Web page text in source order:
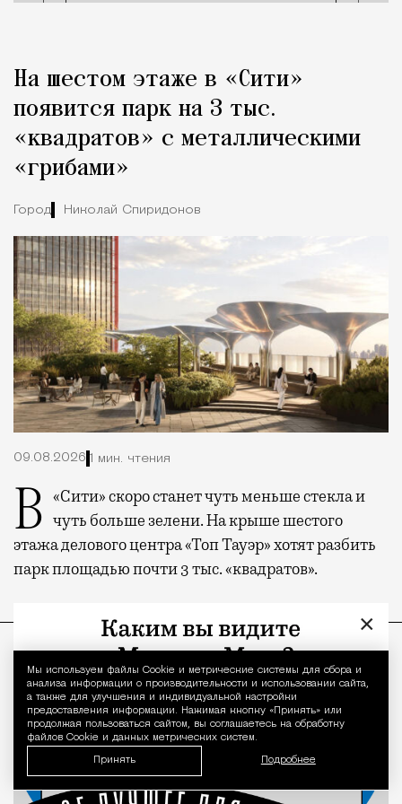
Уведомление
Мы используем файлы Сookie и метрические системы для сбора и
анализа информации о производительности и использовании сайта,
а также для улучшения и индивидуальной настройки
предоставления информации. Нажимая кнопку «Принять» или
продолжая пользоваться сайтом, вы соглашаетесь на обработку
файлов Cookie и данных метрических систем.
Принять Подробнее
На шестом этаже в «Сити»
появится парк на 3 тыс.
«квадратов» с металлическими
«грибами»
Город Николай Спиридонов
09.08.2026 1 мин. чтения
В «Сити» скоро станет чуть меньше стекла и чуть больше зелени. На крыше шестого
этажа делового центра «Топ Тауэр» хотят разбить
парк площадью почти 3 тыс. «квадратов».
×